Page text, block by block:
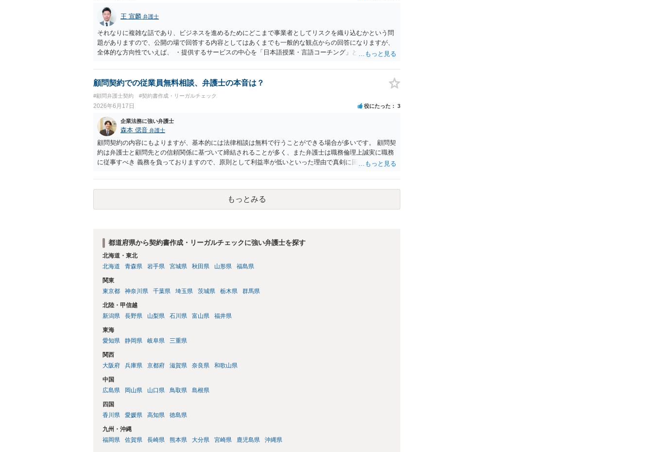
王 宣麟 弁護士
それなりに複雑な話であり、ビジネスを進めるためにどこまで事業者としてリスクを織り込むかという問
題がありますので、公開の場で回答する内容としてはあくまでも一般的な観点からの回答になりますが、
全体的な方向性でいえば、 ・提供するサービスの中心を「日本語授業・言語コーチング」と明確に位置付
流・学習機会として整理すること。 ・宿泊・交通・レンタカー等の契約主体および支払は常にクライアン
ト本人と事業者の間で完結させ、日本語講師は予約手続や支払の代理・媒介・取次・窓口を担わないこ
立場であること、②参加者の移動・アクティビティ参加は自己の判断と責任によること、③講師の故意・
重大な過失を除く範囲で事故等についての責任を限定することを明示すること。 この辺りは意識して書類
等を作成された方がよろしいかと思います。 公開の場で個別具体的な内容に従って回答するのにも限界が
ありますので、資料などを持参の上、弁護士の相談されることをお勧めします。
顧問契約での従業員無料相談、弁護士の本音は？
#顧問弁護士契約 #契約書作成・リーガルチェック
2026年6月17日 役にたった 3
企業法務に強い弁護士
森本 偲音 弁護士
顧問契約の内容にもよりますが、基本的には法律相談は無料で行うことができる場合が多いです。 顧問契
約は弁護士と顧問先との信頼関係に基づいて締結されることが多く、また弁護士は職務倫理上誠実に職務
に従事すべき 義務を負っておりますので、原則として利益率が低いといった理由で真剣に回答しないとい
ら顧問契約を打ち切られたり、場合によっては懲戒請求を 受けるといったことになろうかと存じます。
以上ご参考までに。
もっとみる
都道府県から契約書作成・リーガルチェックに強い弁護士を探す
北海道・東北
北海道
青森県 岩手県 宮城県 秋田県 山形県 福島県
関東
東京都
神奈川県 千葉県 埼玉県 茨城県 栃木県 群馬県
北陸・甲信越
新潟県
長野県 山梨県 石川県 富山県 福井県
東海
愛知県
静岡県 岐阜県 三重県
関西
大阪府
兵庫県 京都府 滋賀県 奈良県 和歌山県
中国
広島県
岡山県 山口県 鳥取県 島根県
四国
香川県
愛媛県 高知県 徳島県
九州・沖縄
福岡県
佐賀県 長崎県 熊本県 大分県 宮崎県 鹿児島県 沖縄県